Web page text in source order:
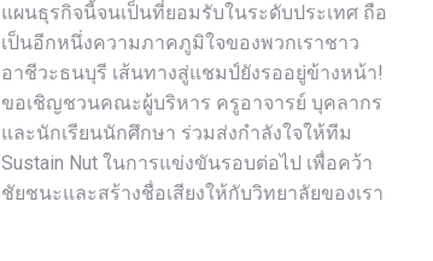
แผนธุรกิจนี้จนเป็นที่ยอมรับในระดับประเทศ ถือ
เป็นอีกหนึ่งความภาคภูมิใจของพวกเราชาว
อาชีวะธนบุรี เส้นทางสู่แชมป์ยังรออยู่ข้างหน้า!
ขอเชิญชวนคณะผู้บริหาร ครูอาจารย์ บุคลากร
และนักเรียนนักศึกษา ร่วมส่งกำลังใจให้ทีม
Sustain Nut ในการแข่งขันรอบต่อไป เพื่อคว้า
ชัยชนะและสร้างชื่อเสียงให้กับวิทยาลัยของเรา